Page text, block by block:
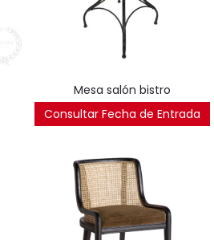
mesa salón bistro
250€
Consultar Fecha de Entrada